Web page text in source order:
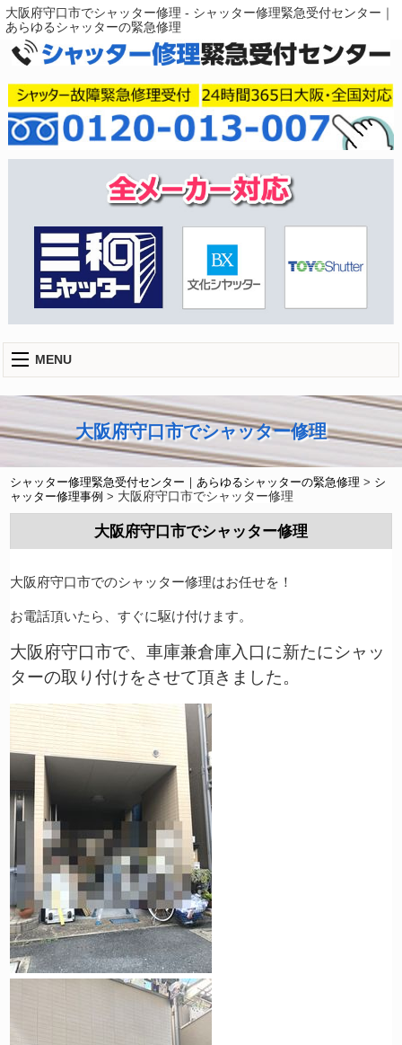
大阪府守口市でシャッター修理 - シャッター修理緊急受付センター｜
あらゆるシャッターの緊急修理
MENU
大阪府守口市でシャッター修理
シャッター修理緊急受付センター｜あらゆるシャッターの緊急修理 > シ
ャッター修理事例 > 大阪府守口市でシャッター修理
大阪府守口市でシャッター修理
大阪府守口市でのシャッター修理はお任せを！
お電話頂いたら、すぐに駆け付けます。
大阪府守口市で、車庫兼倉庫入口に新たにシャッ
ターの取り付けをさせて頂きました。